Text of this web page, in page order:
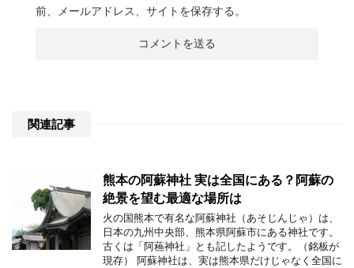
前、メールアドレス、サイトを保存する。
関連記事
熊本の阿蘇神社 実は全国にある？阿蘇の
絶景を望む最適な場所は
火の国熊本で有名な阿蘇神社（あそじんじゃ）は、
日本の九州中央部、熊本県阿蘇市にある神社です。
古くは「阿蘓神社」とも記したようです。（銘板が
現存） 阿蘇神社は、実は熊本県だけじゃなく全国に